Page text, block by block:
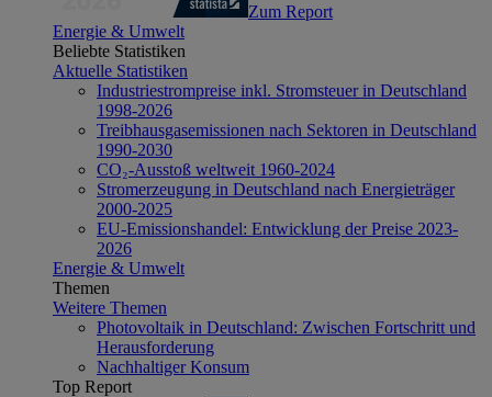
Zum Report
Energie & Umwelt
Beliebte Statistiken
Aktuelle Statistiken
Industriestrompreise inkl. Stromsteuer in Deutschland
1998-2026
Treibhausgasemissionen nach Sektoren in Deutschland
1990-2030
CO₂-Ausstoß weltweit 1960-2024
Stromerzeugung in Deutschland nach Energieträger
2000-2025
EU-Emissionshandel: Entwicklung der Preise 2023-
2026
Energie & Umwelt
Themen
Weitere Themen
Photovoltaik in Deutschland: Zwischen Fortschritt und
Herausforderung
Nachhaltiger Konsum
Top Report